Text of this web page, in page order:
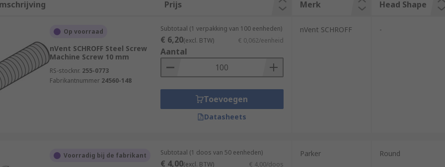
galvanized, or passivated which helps to deter rust.
head types. Choosing the right fastener must be carefully considered.
although there are other types around including Truss, Pan, Hex, and round.
Prijs Merk Head Shape
Op voorraad
nVent SCHROFF Steel Screw
Machine Screw 10 mm
RS-stocknr. 255-0773
Fabrikantnummer 24560-148
Subtotaal (1 verpakking van 100 eenheden)
€ 6,20(excl. BTW) € 0,062/eenheid
Aantal
Toevoegen
Datasheets
nVent SCHROFF -
Voorradig bij de fabrikant Subtotaal (1 doos van 50 eenheden)
€ 4,00(excl. BTW) € 4,00/doos
Parker Round